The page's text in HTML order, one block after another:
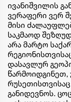
ივანიშვილის
ვერაფერი ვერ
მისი
საკმაოდ
არა მარტო
დასავლურ
განიდევნოს.